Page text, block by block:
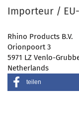
Importeur /
Rhino Products B.V.
Orionpoort 3
5971 LZ Venlo-
Netherlands
teilen